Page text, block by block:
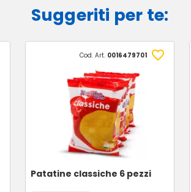
Suggeriti per te:
Cod. Art. 0016479701
Patatine classiche 6 pezzi